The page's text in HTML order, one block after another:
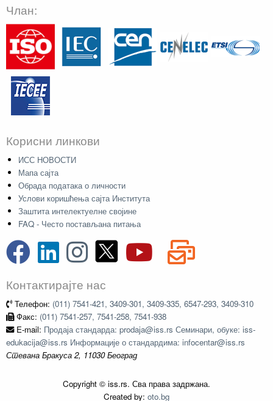
Члан:
Корисни линкови
ИСС НОВОСТИ
Мапа сајта
Обрада података о личности
Услови коришћења сајта Института
Заштита интелектуелне својине
FAQ - Често постављана питања
Контактирајте нас
Телефон: (011) 7541-421, 3409-301, 3409-335, 6547-293, 3409-310
Факс: (011) 7541-257, 7541-258, 7541-938
E-mail: Продаја стандарда: prodaja@iss.rs Семинари, обуке: iss-
edukacija@iss.rs Информације о стандардима: infocentar@iss.rs
Стевана Бракуса 2, 11030 Београд
Copyright © iss.rs. Сва права задржана.
Created by: oto.bg